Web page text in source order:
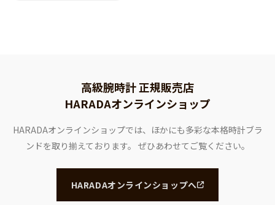
高級腕時計 正規販売店
HARADAオンラインショップ
HARADAオンラインショップでは、ほかにも多彩な本格時計ブラ
ンドを取り揃えております。 ぜひあわせてご覧ください。
HARADAオンラインショップへ